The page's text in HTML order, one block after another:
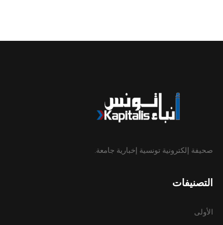
صحيفة إلكترونية تونسية إخبارية جامعة.
التصنيفات
الأولى